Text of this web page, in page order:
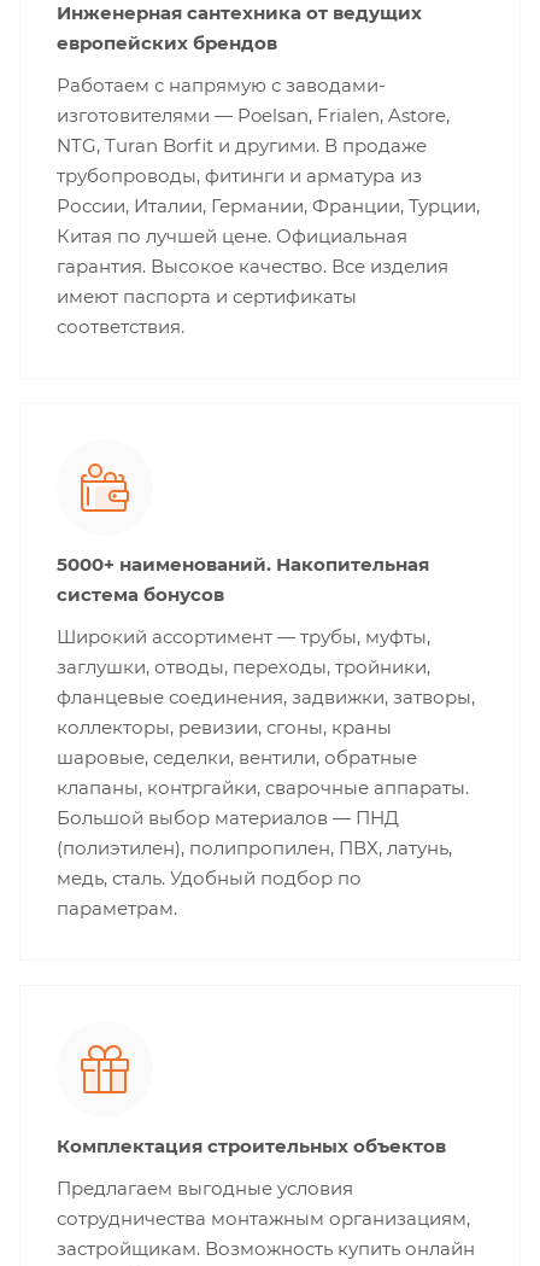
Инженерная сантехника от ведущих
европейских брендов
Работаем с напрямую с заводами-
изготовителями — Poelsan, Frialen, Astore,
NTG, Turan Borfit и другими. В продаже
трубопроводы, фитинги и арматура из
России, Италии, Германии, Франции, Турции,
Китая по лучшей цене. Официальная
гарантия. Высокое качество. Все изделия
имеют паспорта и сертификаты
соответствия.
5000+ наименований. Накопительная
система бонусов
Широкий ассортимент — трубы, муфты,
заглушки, отводы, переходы, тройники,
фланцевые соединения, задвижки, затворы,
коллекторы, ревизии, сгоны, краны
шаровые, седелки, вентили, обратные
клапаны, контргайки, сварочные аппараты.
Большой выбор материалов — ПНД
(полиэтилен), полипропилен, ПВХ, латунь,
медь, сталь. Удобный подбор по
параметрам.
Комплектация строительных объектов
Предлагаем выгодные условия
сотрудничества монтажным организациям,
застройщикам. Возможность купить онлайн